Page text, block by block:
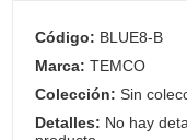
Código: BLUE8-B
Marca: TEMCO
Colección: Sin
Detalles: No hay